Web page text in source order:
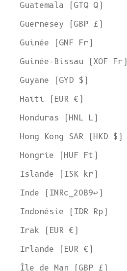
Guatemala (GTQ Q)
Guernesey (GBP £)
Guinée (GNF Fr)
Guinée-Bissau (XOF Fr)
Guyane (GYD $)
Haïti (EUR €)
Honduras (HNL L)
Hong Kong SAR (HKD $)
Hongrie (HUF Ft)
Islande (ISK kr)
Inde (INRc_20B9↩)
Indonésie (IDR Rp)
Irak (EUR €)
Irlande (EUR €)
Île de Man (GBP £)